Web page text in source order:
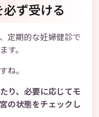
ず受ける
定期的な妊婦健診で
す。
ね。
り、必要に応じてモ
の状態をチェックし